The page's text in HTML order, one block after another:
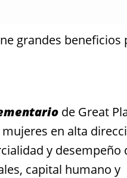
grandes beneficios
de Great
en alta
y desempeño
capital humano y